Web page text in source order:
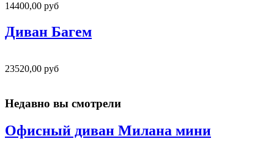
14400,00 руб
Диван Багем
23520,00 руб
Недавно вы смотрели
Офисный диван Милана мини